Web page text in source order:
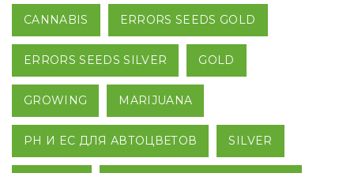
CANNABIS ERRORS SEEDS GOLD
ERRORS SEEDS SILVER GOLD
GROWING MARIJUANA
PH И EC ДЛЯ АВТОЦВЕТОВ SILVER